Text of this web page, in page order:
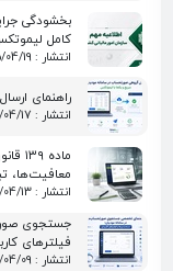
کامل
انتشار : 1405/04/19
راهنمای
انتشار : 1405/04/17
معافیت‌ها،
انتشار : 1405/04/13
جستجوی
فیلترهای
انتشار : 1405/04/09